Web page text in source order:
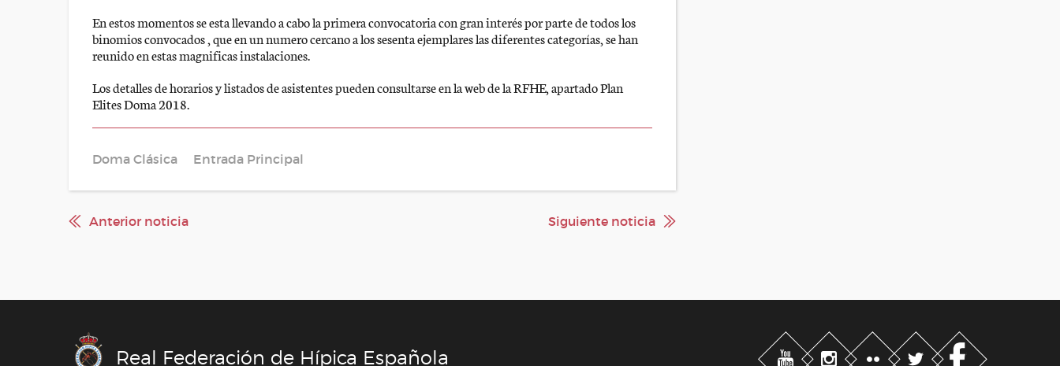
En estos momentos se esta llevando a cabo la primera convocatoria con gran interés por parte de todos los
binomios convocados , que en un numero cercano a los sesenta ejemplares las diferentes categorías, se han
reunido en estas magnificas instalaciones.
Los detalles de horarios y listados de asistentes pueden consultarse en la web de la RFHE, apartado Plan
Elites Doma 2018.
Doma Clásica Entrada Principal
Anterior noticia Siguiente noticia
Real Federación de Hípica Española